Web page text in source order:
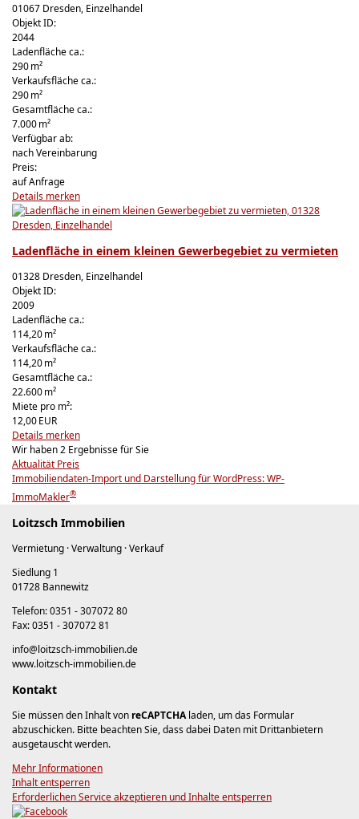
01067 Dresden, Einzelhandel
Objekt ID:
2044
Ladenfläche ca.:
290 m²
Verkaufsfläche ca.:
290 m²
Gesamtfläche ca.:
7.000 m²
Verfügbar ab:
nach Vereinbarung
Preis:
auf Anfrage
Details merken
Ladenfläche in einem kleinen Gewerbegebiet zu vermieten
01328 Dresden, Einzelhandel
Objekt ID:
2009
Ladenfläche ca.:
114,20 m²
Verkaufsfläche ca.:
114,20 m²
Gesamtfläche ca.:
22.600 m²
Miete pro m²:
12,00 EUR
Details merken
Wir haben 2 Ergebnisse für Sie
Aktualität Preis
Immobiliendaten-Import und Darstellung für WordPress: WP-
ImmoMakler®
Loitzsch Immobilien
Vermietung · Verwaltung · Verkauf
Siedlung 1
01728 Bannewitz
Telefon: 0351 - 307072 80
Fax: 0351 - 307072 81
info@loitzsch-immobilien.de
www.loitzsch-immobilien.de
Kontakt
Sie müssen den Inhalt von reCAPTCHAladen, um das Formular
abzuschicken. Bitte beachten Sie, dass dabei Daten mit Drittanbietern
ausgetauscht werden.
Mehr Informationen
Inhalt entsperren
Erforderlichen Service akzeptieren und Inhalte entsperren